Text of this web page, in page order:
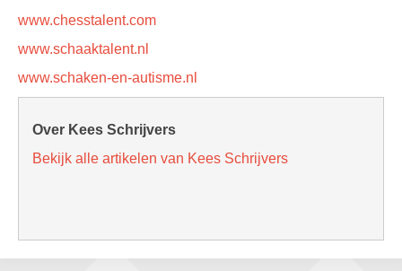
www.chesstalent.com
www.schaaktalent.nl
www.schaken-en-autisme.nl
Over Kees Schrijvers
Bekijk alle artikelen van Kees Schrijvers